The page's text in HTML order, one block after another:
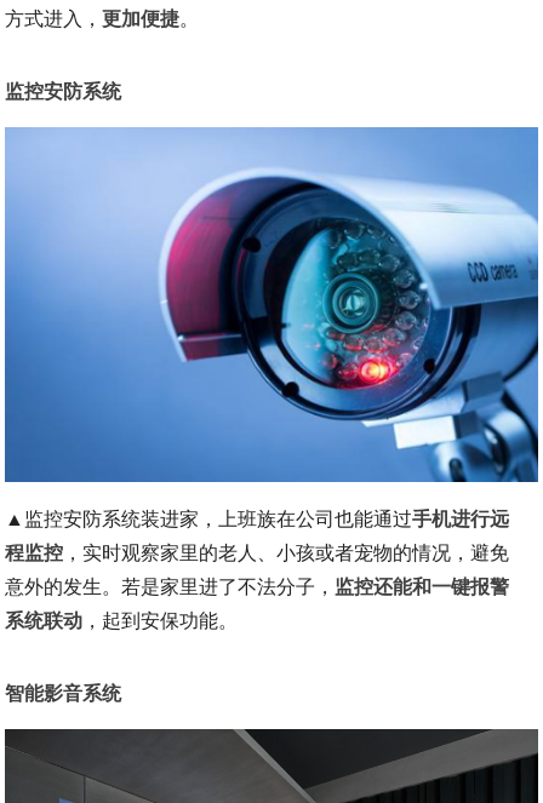
方式进入，更加便捷。
监控安防系统
▲监控安防系统装进家，上班族在公司也能通过手机进行远
程监控 ，实时观察家里的老人、小孩或者宠物的情况，避免
意外的发生。若是家里进了不法分子， 监控还能和一键报警
系统联动 ，起到安保功能。
智能影音系统